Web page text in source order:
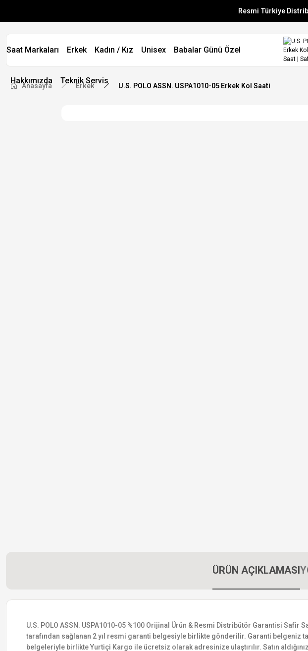
Resmi Türkiye
Aynı
Saat Markaları Erkek Kadın / Kız Unisex Babalar Günü Özel
Hakkımızda Teknik Servis
Anasayfa Erkek U.S. POLO ASSN. USPA1010-05 Erkek Kol Saati
ÜRÜN AÇIKLAMASI
U.S. POLO ASSN. USPA1010-05 %100 Orijinal Ürün & Resmi Distribütör Garantisi
tarafından sağlanan 2 yıl resmi garanti belgesiyle birlikte gönderilir. Garanti belgeniz
belgeleriyle birlikte Yurtiçi Kargo ile ücretsiz olarak adresinize ulaştırılır. Satın